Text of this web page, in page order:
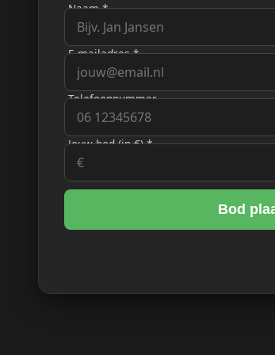
Naam *
E-mailadres *
Telefoonnummer
Jouw bod (in €) *
Bod